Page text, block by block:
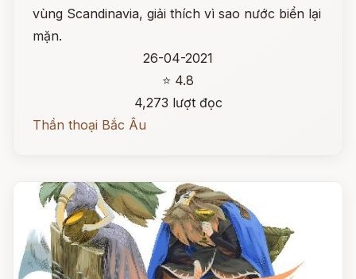
vùng Scandinavia, giải thích vì sao nước biển lại
mặn.
26-04-2021
⭐ 4.8
4,273 lượt đọc
Thần thoại Bắc Âu